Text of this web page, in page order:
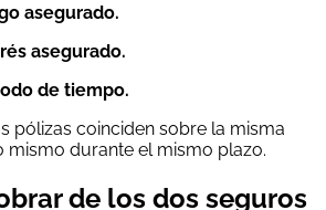
asegurado.
asegurado.
de tiempo.
pólizas coinciden sobre la misma
mismo durante el mismo plazo.
de los dos seguros